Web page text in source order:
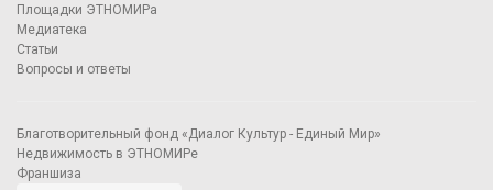
Площадки ЭТНОМИРа
Медиатека
Статьи
Вопросы и ответы
Благотворительный фонд «Диалог Культур - Единый Мир»
Недвижимость в ЭТНОМИРе
Франшиза